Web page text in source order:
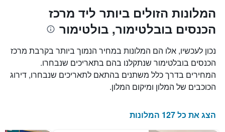
המלונות הזולים ביותר ליד מרכז
הכנסים בובלטימור, בולטימור
נכון לעכשיו, אלו הם המלונות במחיר הנמוך ביותר בקרבת מרכז
הכנסים בובלטימור שנתקלנו בהם בתאריכים שנבחרו.
המחירים בדרך כלל משתנים בהתאם לתאריכים שנבחרו, דירוג
הכוכבים של המלון ומיקום המלון.
הצג את כל 127 המלונות